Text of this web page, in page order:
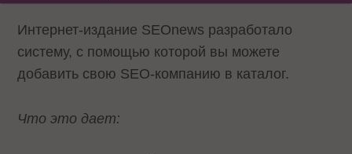
Интернет-издание SEOnews разработало
систему, с помощью которой вы можете
добавить свою SEO-компанию в каталог.
Что это дает: